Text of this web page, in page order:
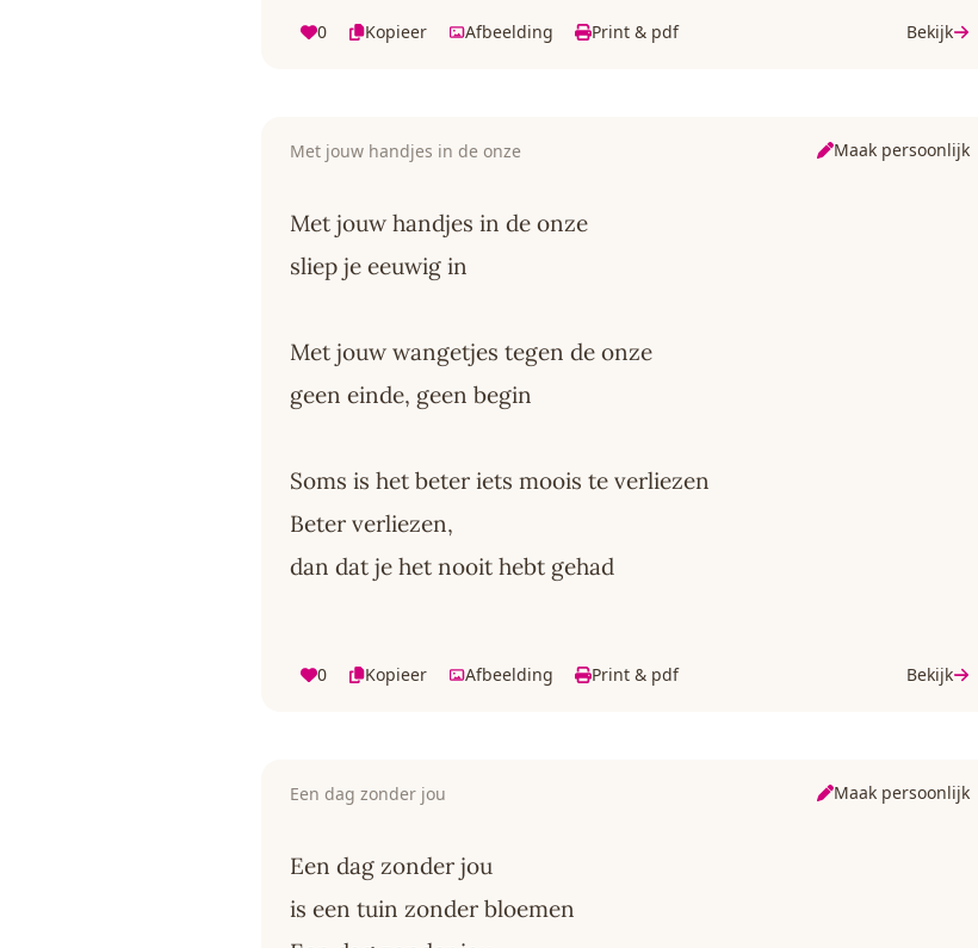
0 Kopieer Afbeelding Print & pdf Bekijk
Met jouw handjes in de onze Maak persoonlijk
Met jouw handjes in de onze
sliep je eeuwig in
Met jouw wangetjes tegen de onze
geen einde, geen begin
Soms is het beter iets moois te verliezen
Beter verliezen,
dan dat je het nooit hebt gehad
0 Kopieer Afbeelding Print & pdf Bekijk
Een dag zonder jou Maak persoonlijk
Een dag zonder jou
is een tuin zonder bloemen